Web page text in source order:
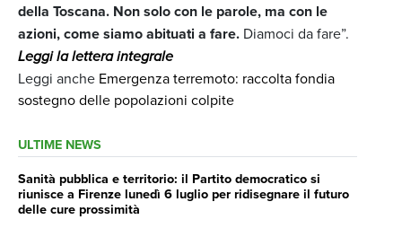
della Toscana. Non solo con le parole, ma con le
azioni, come siamo abituati a fare. Diamoci da fare”.
Leggi la lettera integrale
Leggi anche Emergenza terremoto: raccolta fondia
sostegno delle popolazioni colpite
ULTIME NEWS
Sanità pubblica e territorio: il Partito democratico si
riunisce a Firenze lunedì 6 luglio per ridisegnare il futuro
delle cure prossimità